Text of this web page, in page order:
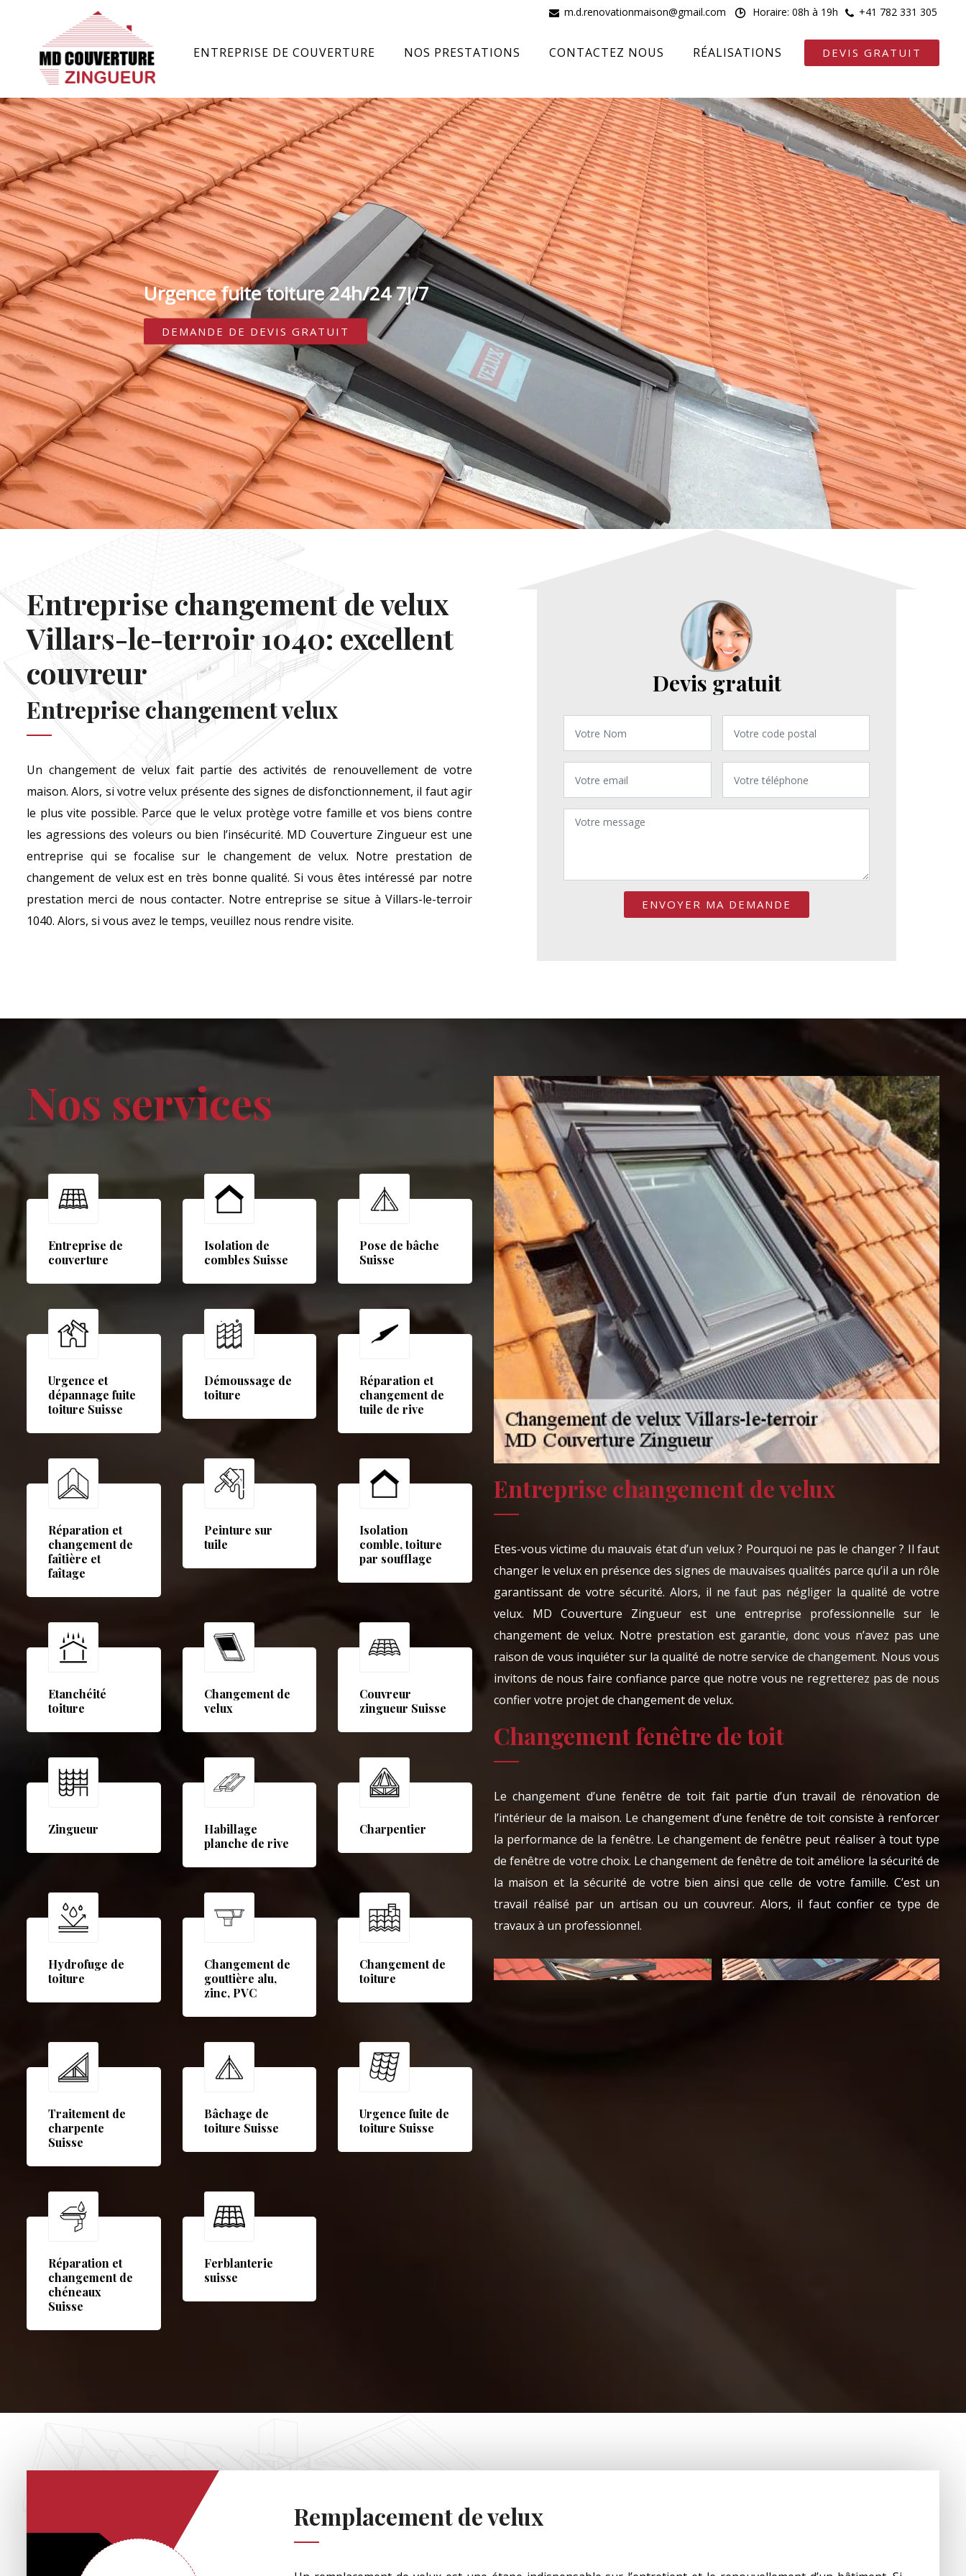
ENTREPRISE DE COUVERTURE NOS PRESTATIONS CONTACTEZ NOUS RÉALISATIONS DEVIS GRATUIT
m.d.renovationmaison@gmail.com Horaire: 08h à 19h +41 782 331 305
Urgence fuite toiture 24h/24 7j/7
DEMANDE DE DEVIS GRATUIT
Entreprise changement de velux
Villars-le-terroir 1040: excellent
couvreur
Entreprise changement velux
Un changement de velux fait partie des activités de renouvellement de votre
maison. Alors, si votre velux présente des signes de disfonctionnement, il faut agir
le plus vite possible. Parce que le velux protège votre famille et vos biens contre
les agressions des voleurs ou bien l’insécurité. MD Couverture Zingueur est une
entreprise qui se focalise sur le changement de velux. Notre prestation de
changement de velux est en très bonne qualité. Si vous êtes intéressé par notre
prestation merci de nous contacter. Notre entreprise se situe à Villars-le-terroir
1040. Alors, si vous avez le temps, veuillez nous rendre visite.
Devis gratuit
Nos services
Entreprise de
couverture
Isolation de
combles Suisse
Pose de bâche
Suisse
Urgence et
dépannage fuite
toiture Suisse
Démoussage de
toiture
Réparation et
changement de
tuile de rive
Réparation et
changement de
faîtière et
faîtage
Peinture sur
tuile
Isolation
comble, toiture
par soufflage
Etanchéité
toiture
Changement de
velux
Couvreur
zingueur Suisse
Zingueur
Habillage
planche de rive
Charpentier
Hydrofuge de
toiture
Changement de
gouttière alu,
zinc, PVC
Changement de
toiture
Traitement de
charpente
Suisse
Bâchage de
toiture Suisse
Urgence fuite de
toiture Suisse
Réparation et
changement de
chéneaux
Suisse
Ferblanterie
suisse
Entreprise changement de velux
Etes-vous victime du mauvais état d’un velux ? Pourquoi ne pas le changer ? Il faut
changer le velux en présence des signes de mauvaises qualités parce qu’il a un rôle
garantissant de votre sécurité. Alors, il ne faut pas négliger la qualité de votre
velux. MD Couverture Zingueur est une entreprise professionnelle sur le
changement de velux. Notre prestation est garantie, donc vous n’avez pas une
raison de vous inquiéter sur la qualité de notre service de changement. Nous vous
invitons de nous faire confiance parce que notre vous ne regretterez pas de nous
confier votre projet de changement de velux.
Changement fenêtre de toit
Le changement d’une fenêtre de toit fait partie d’un travail de rénovation de
l’intérieur de la maison. Le changement d’une fenêtre de toit consiste à renforcer
la performance de la fenêtre. Le changement de fenêtre peut réaliser à tout type
de fenêtre de votre choix. Le changement de fenêtre de toit améliore la sécurité de
la maison et la sécurité de votre bien ainsi que celle de votre famille. C’est un
travail réalisé par un artisan ou un couvreur. Alors, il faut confier ce type de
travaux à un professionnel.
Remplacement de velux